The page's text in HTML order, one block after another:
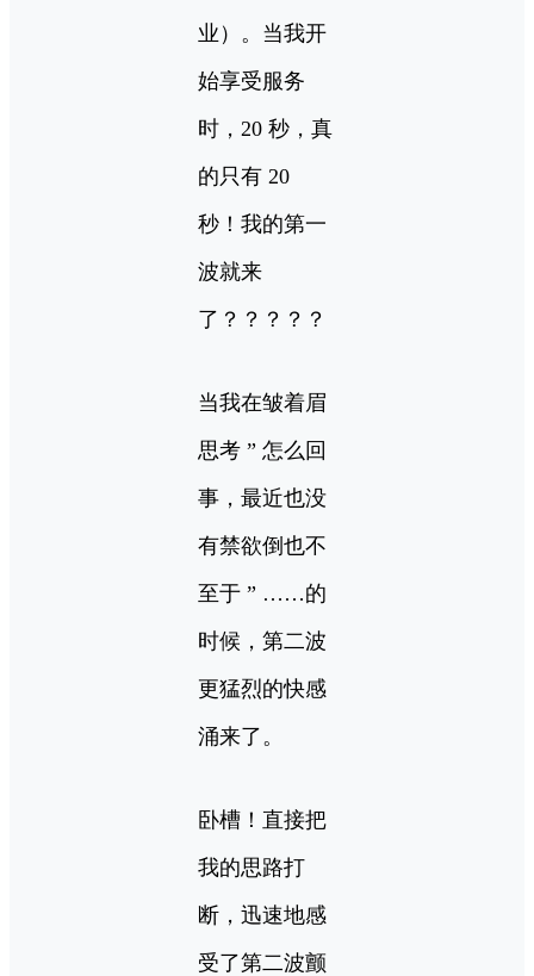
业）。当我开
始享受服务
时，20 秒，真
的只有 20
秒！我的第一
波就来
了？？？？？
当我在皱着眉
思考 ” 怎么回
事，最近也没
有禁欲倒也不
至于 ” ……的
时候，第二波
更猛烈的快感
涌来了。
卧槽！直接把
我的思路打
断，迅速地感
受了第二波颤